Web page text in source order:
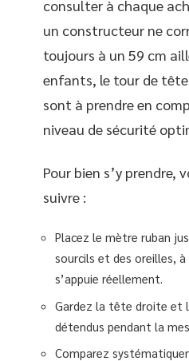
consulter à chaque
un constructeur ne
toujours à un 59 cm
enfants, le tour de tête
sont à prendre en
niveau de sécurité
Pour bien s’y prendre,
suivre :
Placez le mètre ruban
sourcils et des oreilles,
s’appuie réellement.
Gardez la tête droite et
détendus pendant la
Comparez